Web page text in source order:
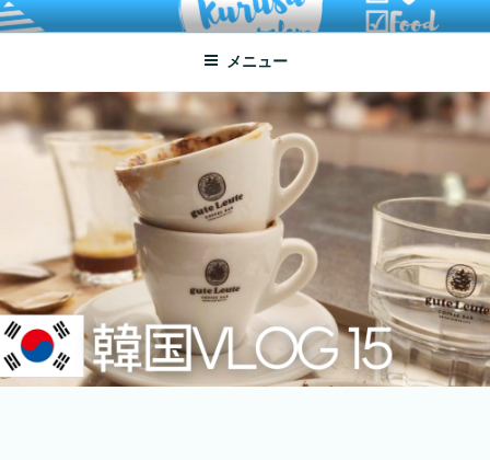
コ
ン
ン
ツ
ATSUKO KURUSU SALONE
written by Atsuko Kurusu
メニュー